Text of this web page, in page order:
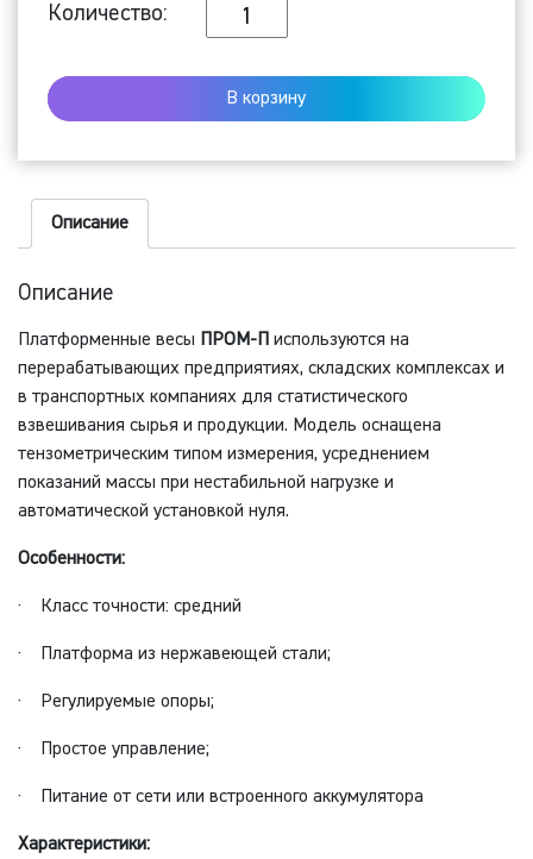
Количество:
Количество
весы
ПРОМ-
В корзину
Описание
Описание
Платформенные весы ПРОМ-П используются на
перерабатывающих предприятиях, складских комплексах и
в транспортных компаниях для статистического
взвешивания сырья и продукции. Модель оснащена
тензометрическим типом измерения, усреднением
показаний массы при нестабильной нагрузке и
автоматической установкой нуля.
Особенности:
· Класс точности: средний
· Платформа из нержавеющей стали;
· Регулируемые опоры;
· Простое управление;
· Питание от сети или встроенного аккумулятора
Характеристики: